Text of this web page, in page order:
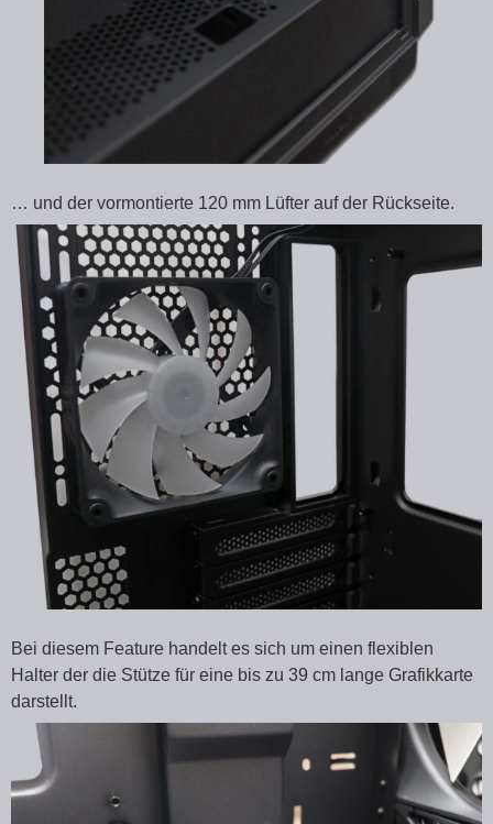
… und der vormontierte 120 mm Lüfter auf der Rückseite.
Bei diesem Feature handelt es sich um einen flexiblen
Halter der die Stütze für eine bis zu 39 cm lange Grafikkarte
darstellt.